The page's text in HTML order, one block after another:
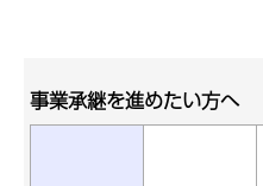
事業承継を進めたい方へ